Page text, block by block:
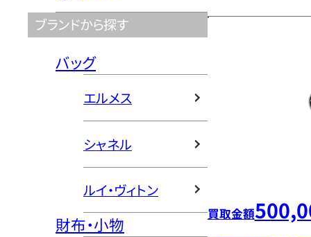
ブランドから探す
バッグ
エルメス
シャネル
ルイ・ヴィトン
財布・小物
買取金額